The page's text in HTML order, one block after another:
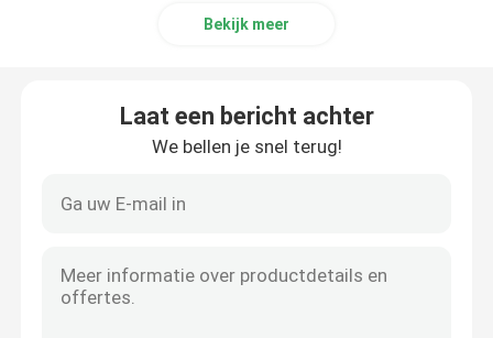
Thuis
Bekijk meer
Laat een bericht achter
We bellen je snel terug!